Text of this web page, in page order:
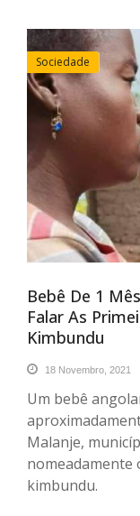
Sociedade
Bebê De 1
Falar As
Kimbundu
18 Novembro, 2021
Um bebê
Malanje,
nomeadamente
kimbundu.